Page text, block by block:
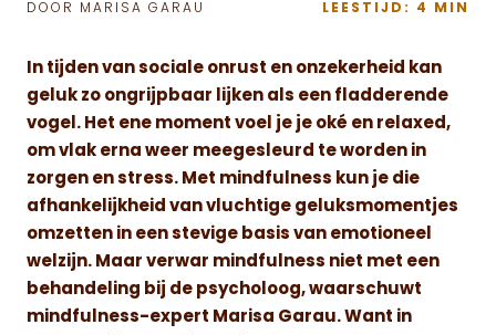
DOOR MARISA GARAU LEESTIJD: 4 MIN
In tijden van sociale onrust en onzekerheid kan
geluk zo ongrijpbaar lijken als een fladderende
vogel. Het ene moment voel je je oké en relaxed,
om vlak erna weer meegesleurd te worden in
zorgen en stress. Met mindfulness kun je die
afhankelijkheid van vluchtige geluksmomentjes
omzetten in een stevige basis van emotioneel
welzijn. Maar verwar mindfulness niet met een
behandeling bij de psycholoog, waarschuwt
mindfulness-expert Marisa Garau. Want in